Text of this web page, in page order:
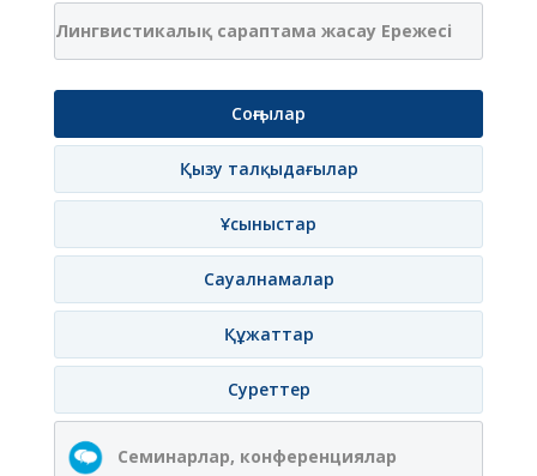
Лингвистикалық сараптама жасау Ережесі
Соңғылар
Қызу талқыдағылар
Ұсыныстар
Сауалнамалар
Құжаттар
Суреттер
Семинарлар, конференциялар